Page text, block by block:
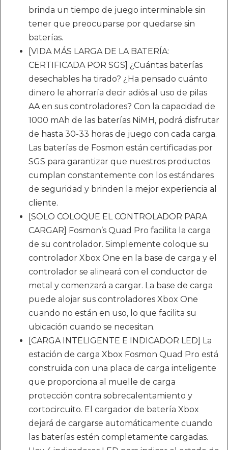
brinda un tiempo de juego interminable sin
tener que preocuparse por quedarse sin
baterías.
[VIDA MÁS LARGA DE LA BATERÍA:
CERTIFICADA POR SGS] ¿Cuántas baterías
desechables ha tirado? ¿Ha pensado cuánto
dinero le ahorraría decir adiós al uso de pilas
AA en sus controladores? Con la capacidad de
1000 mAh de las baterías NiMH, podrá disfrutar
de hasta 30-33 horas de juego con cada carga.
Las baterías de Fosmon están certificadas por
SGS para garantizar que nuestros productos
cumplan constantemente con los estándares
de seguridad y brinden la mejor experiencia al
cliente.
[SOLO COLOQUE EL CONTROLADOR PARA
CARGAR] Fosmon’s Quad Pro facilita la carga
de su controlador. Simplemente coloque su
controlador Xbox One en la base de carga y el
controlador se alineará con el conductor de
metal y comenzará a cargar. La base de carga
puede alojar sus controladores Xbox One
cuando no están en uso, lo que facilita su
ubicación cuando se necesitan.
[CARGA INTELIGENTE E INDICADOR LED] La
estación de carga Xbox Fosmon Quad Pro está
construida con una placa de carga inteligente
que proporciona al muelle de carga
protección contra sobrecalentamiento y
cortocircuito. El cargador de batería Xbox
dejará de cargarse automáticamente cuando
las baterías estén completamente cargadas.